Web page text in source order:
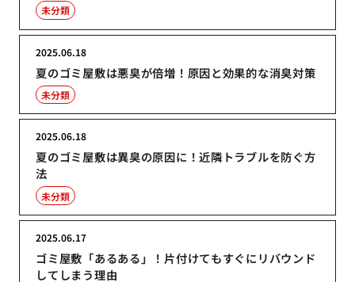
未分類
夏のゴミ屋敷は悪臭が倍増！原因と効果的な消臭対策
2025.06.18
未分類
夏のゴミ屋敷は異臭の原因に！近隣トラブルを防ぐ方
法
2025.06.18
未分類
ゴミ屋敷「あるある」！片付けてもすぐにリバウンド
してしまう理由
2025.06.17